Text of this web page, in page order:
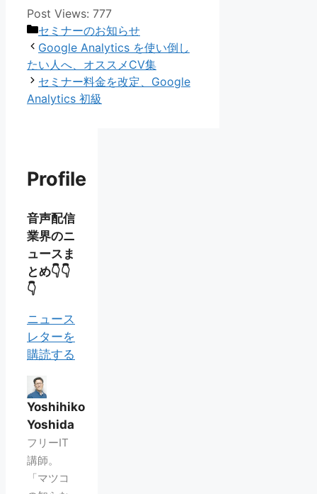
Post Views: 777
カ
テ
ゴ
リ
ー
セミナーのお知らせ
Google Analytics を使い倒し
たい人へ、オススメCV集
セミナー料金を改定、Google
Analytics 初級
Profile
音声配信
業界のニ
ュースま
とめ👇👇
👇
ニュース
レターを
購読する
Yoshihiko
Yoshida
フリーIT
講師。
「マツコ